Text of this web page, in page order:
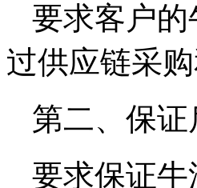
要求客户
过供应链采
第二、保
要求保证